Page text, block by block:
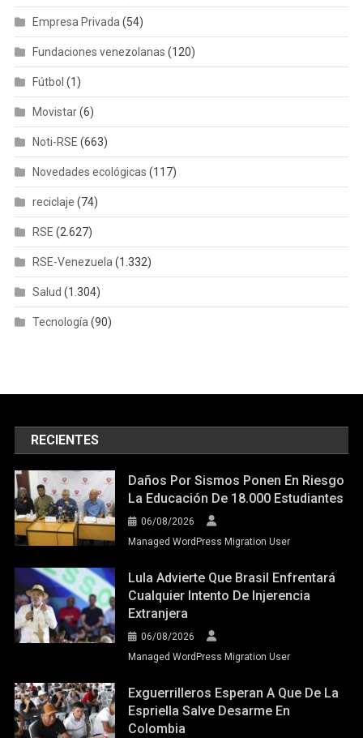
Empresa Privada(54)
Fundaciones venezolanas (120)
Fútbol (1)
Movistar(6)
Noti-RSE (663)
Novedades ecológicas (117)
reciclaje (74)
RSE (2.627)
RSE-Venezuela(1.332)
Salud (1.304)
Tecnología(90)
RECIENTES
Daños Por Sismos Ponen En Riesgo
La Educación De 18.000 Estudiantes
06/08/2026
Managed WordPress Migration User
Lula Advierte Que Brasil Enfrentará
Cualquier Intento De Injerencia
Extranjera
06/08/2026
Managed WordPress Migration User
Exguerrilleros Esperan A Que De La
Espriella Salve Desarme En
Colombia